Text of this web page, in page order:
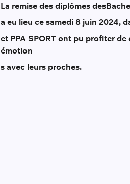
La remise des diplômes des
a eu lieu ce samedi 8 juin 2024,
et PPA SPORT ont pu profiter
émotion
s avec leurs proches.